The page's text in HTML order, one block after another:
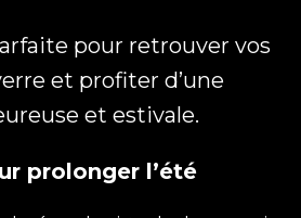
pour retrouver vos
et profiter d’une
et estivale.
prolonger l’été